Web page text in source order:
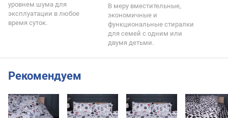
уровнем шума для
эксплуатации в любое
время суток.
В меру вместительные,
экономичные и
функциональные стиралки
для семей с одним или
двумя детьми.
Рекомендуем